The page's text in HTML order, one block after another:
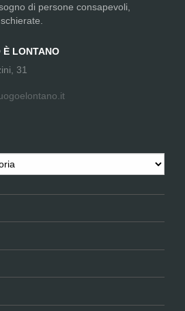
di persone consapevoli,
È LONTANO
31